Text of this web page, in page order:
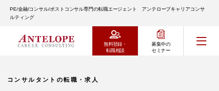
PE/金融/コンサル/ポストコンサル専門の転職エージェント アンテロープキャリアコンサ
ルティング
無料登録・
転職相談
募集中の
セミナー
コンサルタントの転職・求人